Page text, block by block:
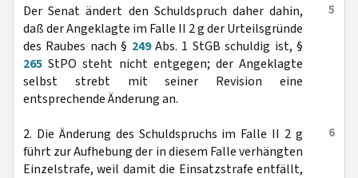
5
Der Senat ändert den Schuldspruch daher dahin,
daß der Angeklagte im Falle II 2 g der Urteilsgründe
des Raubes nach § 249Abs. 1 StGB schuldig ist, §
265 StPO steht nicht entgegen; der Angeklagte
selbst strebt mit seiner Revision eine
entsprechende Änderung an.
6
2. Die Änderung des Schuldspruchs im Falle II 2 g
führt zur Aufhebung der in diesem Falle verhängten
Einzelstrafe, weil damit die Einsatzstrafe entfällt,